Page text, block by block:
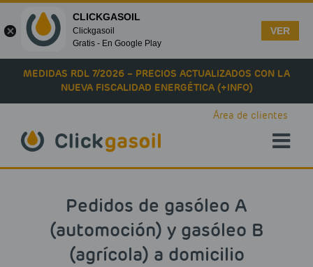
Skip to main content
MEDIDAS RDL 7/2026 – PRECIOS ACTUALIZADOS CON LA
NUEVA FISCALIDAD ENERGÉTICA (+INFO)
Área de clientes
Pedidos de gasóleo A
(automoción) y gasóleo B
(agrícola) a domicilio
CLICKGASOIL
Clickgasoil
Gratis - En Google Play
VER